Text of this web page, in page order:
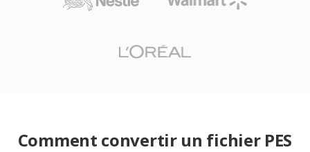
Comment convertir un fichier PES